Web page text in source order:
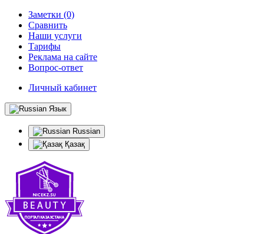
Заметки (0)
Сравнить
Наши услуги
Тарифы
Реклама на сайте
Вопрос-ответ
Личный кабинет
Язык
Russian
Қазақ